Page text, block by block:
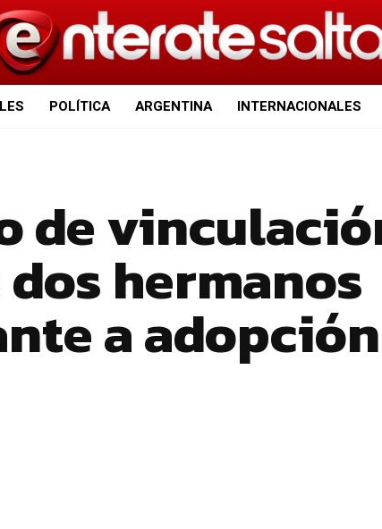
POLÍTICA ARGENTINA INTERNACIONALES
de
hermanos
a adopción